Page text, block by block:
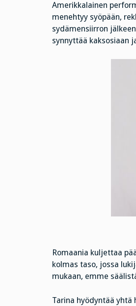
Amerikkalainen
menehtyy syöpään,
sydämensiirron
synnyttää kaksosiaan
Romaania kuljettaa
kolmas taso, jossa
mukaan, emme
Tarina hyödyntää